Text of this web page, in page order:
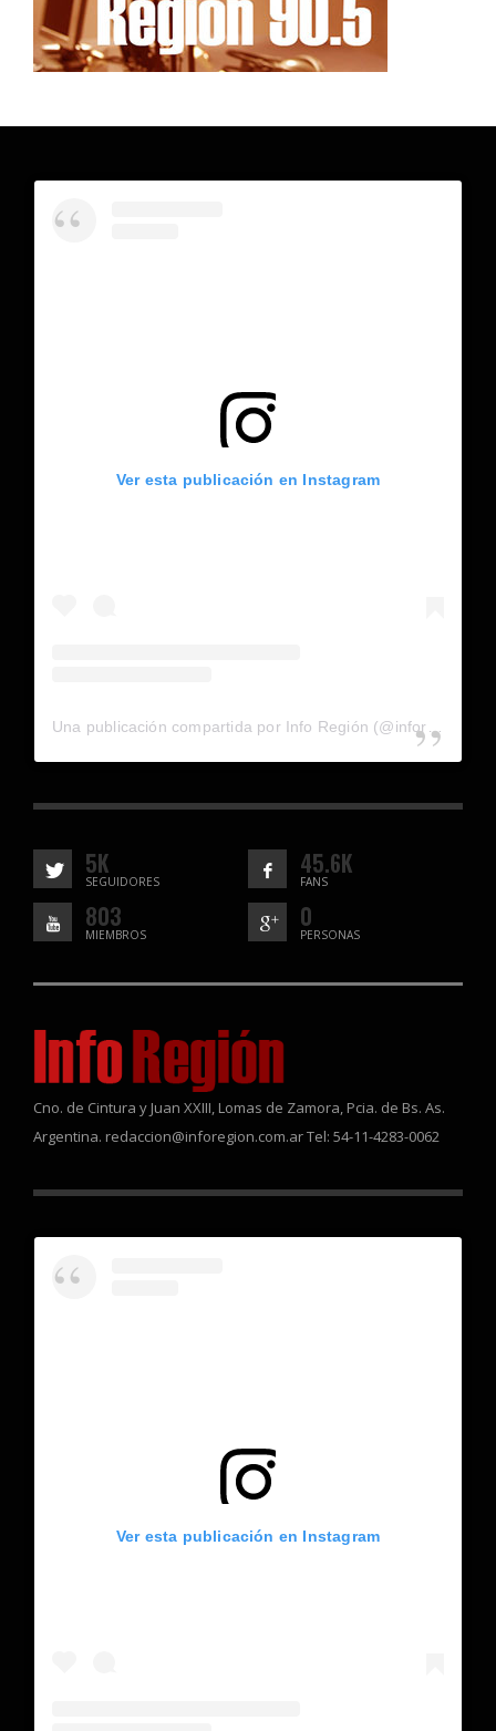
Ver esta publicación en Instagram
5K
SEGUIDORES
45.6K
FANS
803
MIEMBROS
0
PERSONAS
Cno. de Cintura y Juan XXIII, Lomas de Zamora, Pcia. de Bs. As.
Argentina. redaccion@inforegion.com.ar Tel: 54-11-4283-0062
Ver esta publicación en Instagram